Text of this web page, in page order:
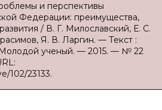
и перспективы
Федерации: преимущества,
/ В. Г. Милославский, Е. С.
Я. В. Ларгин. — Текст :
ученый. — 2015. — № 22
102/23133.